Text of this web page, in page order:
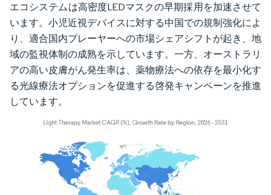
エコシステムは高密度LEDマスクの早期採用を加速させて
います。小児近視デバイスに対する中国での規制強化によ
り、適合国内プレーヤーへの市場シェアシフトが起き、地
域の監視体制の成熟を示しています。一方、オーストラリ
アの高い皮膚がん発生率は、薬物療法への依存を最小化す
る光線療法オプションを促進する啓発キャンペーンを推進
しています。